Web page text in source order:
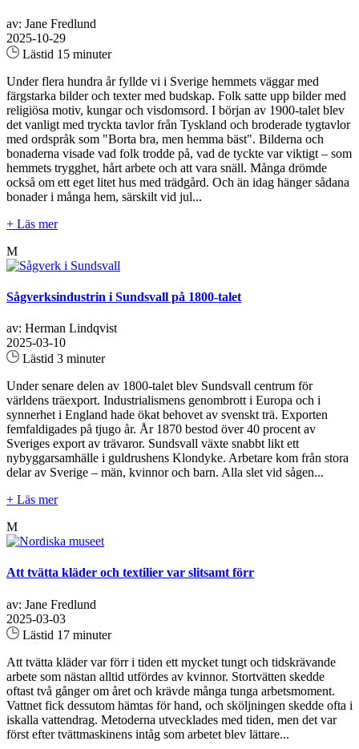
av: Jane Fredlund
2025-10-29
Lästid 15 minuter
Under flera hundra år fyllde vi i Sverige hemmets väggar med
färgstarka bilder och texter med budskap. Folk satte upp bilder med
religiösa motiv, kungar och visdomsord. I början av 1900-talet blev
det vanligt med tryckta tavlor från Tyskland och broderade tygtavlor
med ordspråk som "Borta bra, men hemma bäst". Bilderna och
bonaderna visade vad folk trodde på, vad de tyckte var viktigt – som
hemmets trygghet, hårt arbete och att vara snäll. Många drömde
också om ett eget litet hus med trädgård. Och än idag hänger sådana
bonader i många hem, särskilt vid jul...
+ Läs mer
M
Sågverksindustrin i Sundsvall på 1800-talet
av: Herman Lindqvist
2025-03-10
Lästid 3 minuter
Under senare delen av 1800-talet blev Sundsvall centrum för
världens träexport. Industrialismens genombrott i Europa och i
synnerhet i England hade ökat behovet av svenskt trä. Exporten
femfaldigades på tjugo år. År 1870 bestod över 40 procent av
Sveriges export av trävaror. Sundsvall växte snabbt likt ett
nybyggarsamhälle i guldrushens Klondyke. Arbetare kom från stora
delar av Sverige – män, kvinnor och barn. Alla slet vid sågen...
+ Läs mer
M
Att tvätta kläder och textilier var slitsamt förr
av: Jane Fredlund
2025-03-03
Lästid 17 minuter
Att tvätta kläder var förr i tiden ett mycket tungt och tidskrävande
arbete som nästan alltid utfördes av kvinnor. Stortvätten skedde
oftast två gånger om året och krävde många tunga arbetsmoment.
Vattnet fick dessutom hämtas för hand, och sköljningen skedde ofta i
iskalla vattendrag. Metoderna utvecklades med tiden, men det var
först efter tvättmaskinens intåg som arbetet blev lättare...